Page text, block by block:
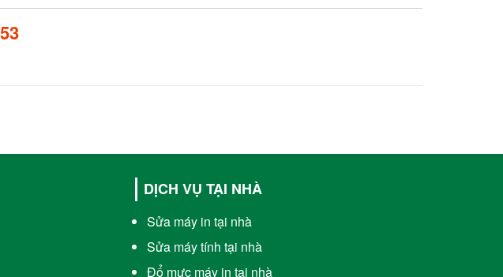
DỊCH VỤ TẠI NHÀ
Sửa máy in tại nhà
Sửa máy tính tại nhà
Đổ mực máy in tại nhà